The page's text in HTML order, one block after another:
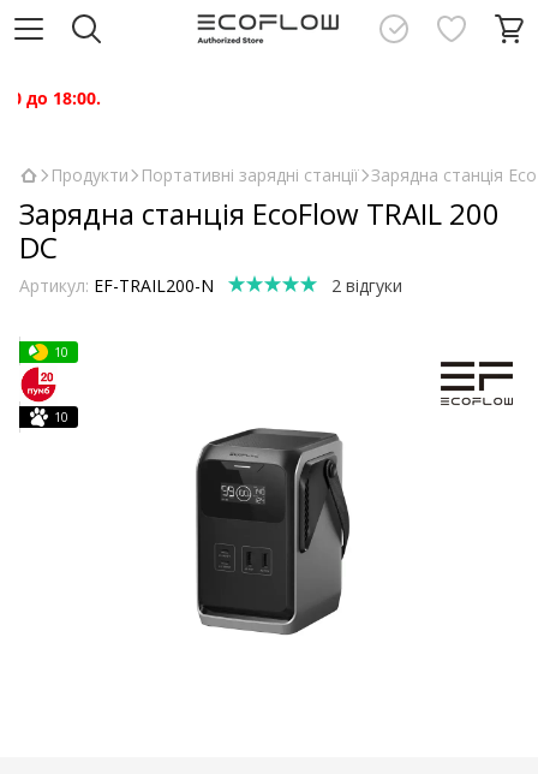
Продукти Портативні зарядні станції Зарядна станція
Зарядна станція EcoFlow TRAIL 200
DC
Артикул: EF-TRAIL200-N 2 відгуки
10
10